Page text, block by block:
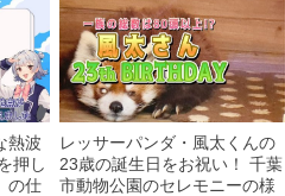
熱波
押し
の仕
レッサーパンダ・風太くんの
23歳の誕生日をお祝い！ 千葉
市動物公園のセレモニーの様